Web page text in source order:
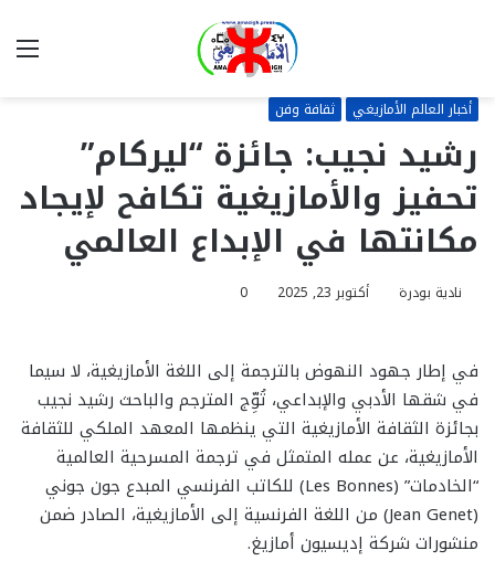
أخبار العالم الأمازيغي ثقافة وفن
رشيد نجيب: جائزة “ليركام”
تحفيز والأمازيغية تكافح لإيجاد
مكانتها في الإبداع العالمي
نادية بودرة أكتوبر 23, 2025 0
في إطار جهود النهوض بالترجمة إلى اللغة الأمازيغية، لا سيما
في شقها الأدبي والإبداعي، تُوِّج المترجم والباحث رشيد نجيب
بجائزة الثقافة الأمازيغية التي ينظمها المعهد الملكي للثقافة
الأمازيغية، عن عمله المتمثل في ترجمة المسرحية العالمية
“الخادمات” (Les Bonnes) للكاتب الفرنسي المبدع جون جوني
(Jean Genet) من اللغة الفرنسية إلى الأمازيغية، الصادر ضمن
منشورات شركة إديسيون أمازيغ.